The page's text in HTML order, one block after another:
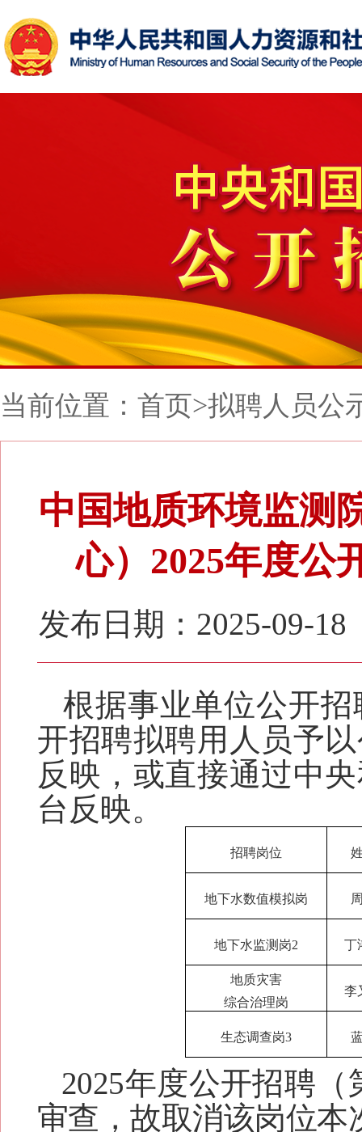
当前位置： 首页>拟聘人员公
中国地质环境监测
心）2025年度公
发布日期：2025-09-18
根据事业单位公开
开招聘拟聘用人员予
反映，或直接通过中
台反映。
招聘岗位
地下水数值模拟岗
地下水监测岗2 丁
地质灾害
综合治理岗
李
生态调查岗3
2025年度公开招聘
审查，故取消该岗位本